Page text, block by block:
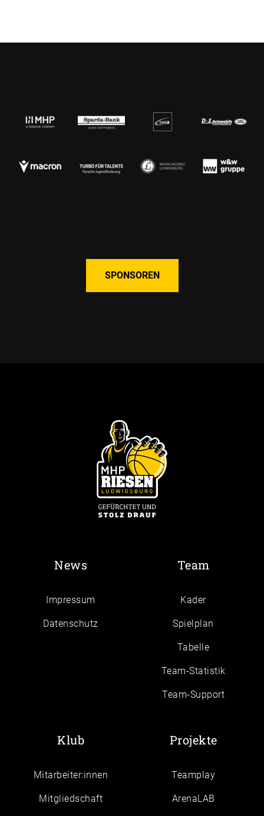
SPONSOREN
News
Impressum
Daten­schutz
Team
Kader
Spielplan
Tabelle
Team-Statistik
Team-Support
Klub
Mitarbeiter:innen
Mitgliedschaft
Projekte
Teamplay
ArenaLAB